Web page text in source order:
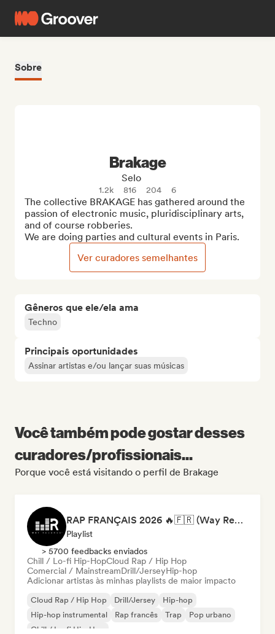
Sobre
Gêneros que ele/ela ama
Techno
Principais oportunidades
Assinar artistas e/ou lançar suas músicas
Brakage
Selo
1.2k 816 204 6
The collective BRAKAGE has gathered around the
passion of electronic music, pluridisciplinary arts,
and of course robberies.
We are doing parties and cultural events in Paris.
Ver curadores semelhantes
Você também pode gostar desses
curadores/profissionais...
Porque você está visitando o perfil de Brakage
RAP FRANÇAIS 2026 🔥🇫🇷 (Way Records)
Playlist
> 5700 feedbacks enviados
Chill / Lo-fi Hip-HopCloud Rap / Hip Hop
Comercial / MainstreamDrill/JerseyHip-hop
Adicionar artistas às minhas playlists de maior impacto
Cloud Rap / Hip Hop Drill/Jersey
Hip-hop
Hip-hop instrumental
Rap francês Trap
Pop urbano
Chill / Lo-fi Hip-Hop